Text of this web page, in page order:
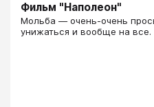
Фильм "Наполеон"
Мольба — очень-очень
унижаться и вообще на все.